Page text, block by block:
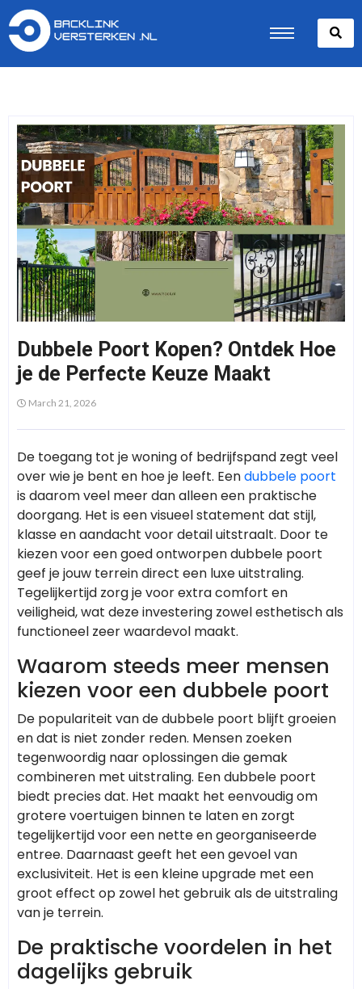
Dubbele Poort Kopen? Ontdek Hoe
je de Perfecte Keuze Maakt
March 21, 2026
De toegang tot je woning of bedrijfspand zegt veel
over wie je bent en hoe je leeft. Eendubbele poort
is daarom veel meer dan alleen een praktische
doorgang. Het is een visueel statement dat stijl,
klasse en aandacht voor detail uitstraalt. Door te
kiezen voor een goed ontworpen dubbele poort
geef je jouw terrein direct een luxe uitstraling.
Tegelijkertijd zorg je voor extra comfort en
veiligheid, wat deze investering zowel esthetisch als
functioneel zeer waardevol maakt.
Waarom steeds meer mensen
kiezen voor een dubbele poort
De populariteit van de dubbele poort blijft groeien
en dat is niet zonder reden. Mensen zoeken
tegenwoordig naar oplossingen die gemak
combineren met uitstraling. Een dubbele poort
biedt precies dat. Het maakt het eenvoudig om
grotere voertuigen binnen te laten en zorgt
tegelijkertijd voor een nette en georganiseerde
entree. Daarnaast geeft het een gevoel van
exclusiviteit. Het is een kleine upgrade met een
groot effect op zowel het gebruik als de uitstraling
van je terrein.
De praktische voordelen in het
dagelijks gebruik